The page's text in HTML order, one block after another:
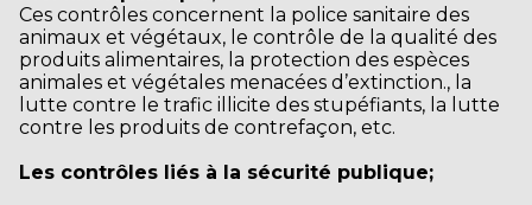
Ces contrôles concernent la police sanitaire des
animaux et végétaux, le contrôle de la qualité des
produits alimentaires, la protection des espèces
animales et végétales menacées d’extinction., la
lutte contre le trafic illicite des stupéfiants, la lutte
contre les produits de contrefaçon, etc.
Les contrôles liés à la sécurité publique;